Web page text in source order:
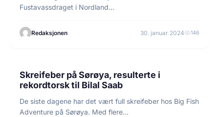
Fustavassdraget i Nordland
at prøvene bekrefter at vassdraget…
Redaksjonen 30. januar 2024 146
FISKE
Skreifeber på Sørøya, resulterte i
rekordtorsk til Bilal Saab
De siste dagene har det vært full skreifeber hos Big Fish
Adventure på Sørøya. Med flere…